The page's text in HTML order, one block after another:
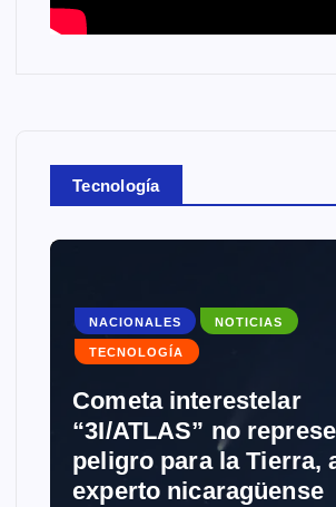
Tecnología
NACIONALES NOTICIAS
TECNOLOGÍA
Cometa interestelar
“3I/ATLAS” no
peligro para la Tierra,
experto nicaragüense